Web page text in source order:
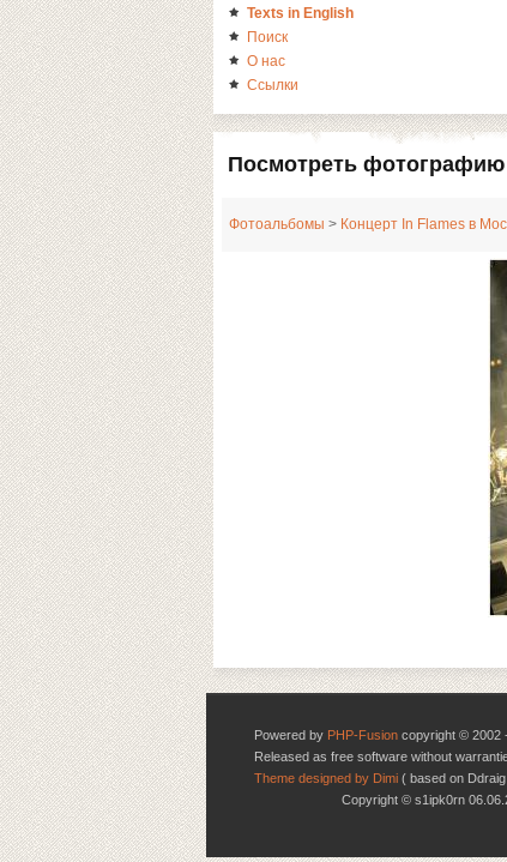
Texts in English
Поиск
О нас
Ссылки
Посмотреть фотографию
Фотоальбомы > Концерт In Flames в
Powered by PHP-Fusion copyright © 2002
Released as free software without
Theme designed by Dimi ( based on Ddraig
Copyright © s1ipk0rn